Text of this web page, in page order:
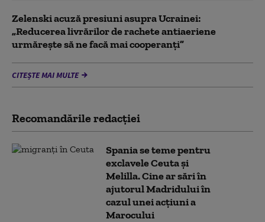
Zelenski acuză presiuni asupra Ucrainei:
„Reducerea livrărilor de rachete antiaeriene
urmărește să ne facă mai cooperanți”
CITEȘTE MAI MULTE
Recomandările redacţiei
Spania se teme pentru
exclavele Ceuta și
Melilla. Cine ar sări în
ajutorul Madridului în
cazul unei acțiuni a
Marocului